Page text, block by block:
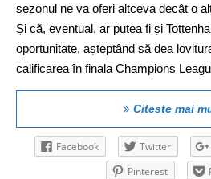
sezonul ne va oferi altceva decât o
Și că, eventual, ar putea fi și
oportunitate, așteptând să dea
calificarea în finala Champions
Citeste mai
Facebook Twitter
Pinterest